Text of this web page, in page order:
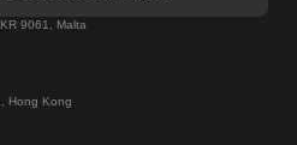
nach Lagos
nach Madrid
9061, Malta
Hong Kong